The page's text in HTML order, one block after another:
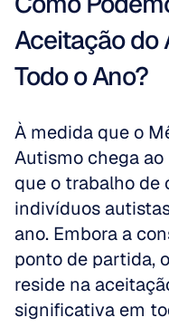
Aceitação do
Todo o Ano?
À medida que o
Autismo chega
que o trabalho de
indivíduos
ano. Embora a
ponto de partida,
reside na
significativa em